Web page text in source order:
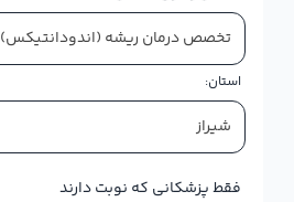
تخصص درمان ریشه (اندودانتیکس)
استان:
شیراز
فقط پزشکانی که نوبت دارند